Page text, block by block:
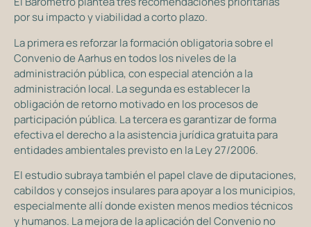
por su impacto y viabilidad a corto plazo.
La primera es reforzar la formación obligatoria sobre el
Convenio de Aarhus en todos los niveles de la
administración pública, con especial atención a la
administración local. La segunda es establecer la
obligación de retorno motivado en los procesos de
participación pública. La tercera es garantizar de forma
efectiva el derecho a la asistencia jurídica gratuita para
entidades ambientales previsto en la Ley 27/2006.
El estudio subraya también el papel clave de diputaciones,
cabildos y consejos insulares para apoyar a los municipios,
especialmente allí donde existen menos medios técnicos
y humanos. La mejora de la aplicación del Convenio no